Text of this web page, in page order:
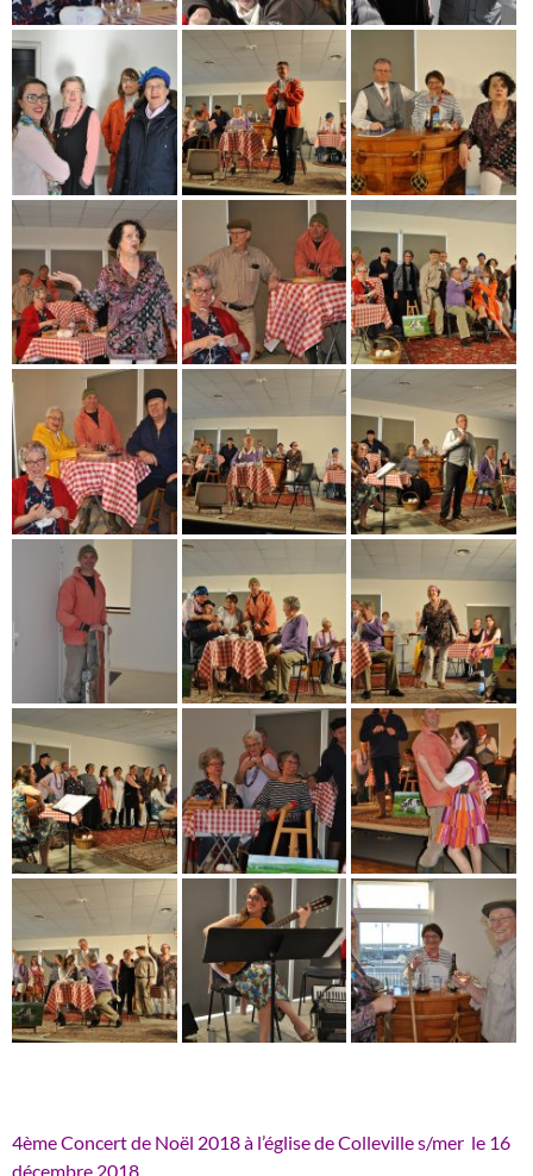
4ème Concert de Noël 2018 à l’église de Colleville s/mer le 16
décembre 2018.